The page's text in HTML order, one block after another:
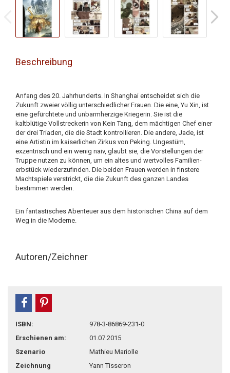
Beschreibung
Anfang des 20. Jahrhunderts. In Shanghai entscheidet sich die
Zukunft zweier völlig unterschiedlicher Frauen. Die eine, Yu Xin, ist
eine gefürchtete und unbarmherzige Kriegerin. Sie ist die
kaltblütige Vollstreckerin von Kein Tang, dem mächtigen Chef einer
der drei Triaden, die die Stadt kontrollieren. Die andere, Jade, ist
eine Artistin im kaiserlichen Zirkus von Peking. Ungestüm,
exzentrisch und ein wenig naiv, glaubt sie, die Vorstellungen der
Truppe nutzen zu können, um ein altes und wertvolles Familien­
erbstück wiederzufinden. Die beiden Frauen werden in finstere
Machtspiele verstrickt, die die Zukunft des ganzen Landes
bestimmen werden.
Ein fantastisches Abenteuer aus dem historischen China auf dem
Weg in die Moderne.
Autoren/Zeichner
teilen
ISBN:
978-3-86869-231-0
Erschienen am:
01.07.2015
Szenario
Mathieu Mariolle
Zeichnung
Yann Tisseron